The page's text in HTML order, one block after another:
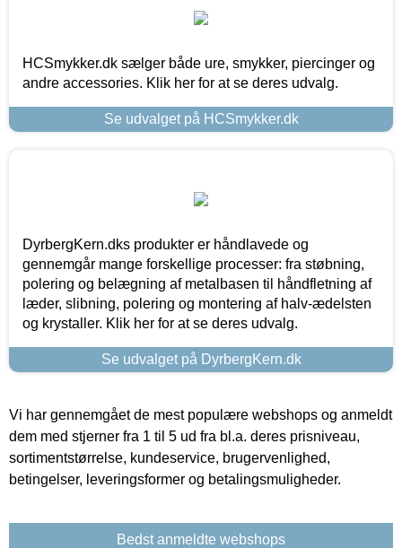
HCSmykker.dk sælger både ure, smykker, piercinger og
andre accessories. Klik her for at se deres udvalg.
Se udvalget på HCSmykker.dk
DyrbergKern.dks produkter er håndlavede og
gennemgår mange forskellige processer: fra støbning,
polering og belægning af metalbasen til håndfletning af
læder, slibning, polering og montering af halv-ædelsten
og krystaller. Klik her for at se deres udvalg.
Se udvalget på DyrbergKern.dk
Vi har gennemgået de mest populære webshops og anmeldt
dem med stjerner fra 1 til 5 ud fra bl.a. deres prisniveau,
sortimentstørrelse, kundeservice, brugervenlighed,
betingelser, leveringsformer og betalingsmuligheder.
Bedst anmeldte webshops